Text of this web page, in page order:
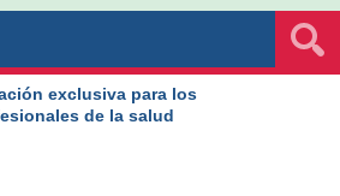
exclusiva para los
de la salud